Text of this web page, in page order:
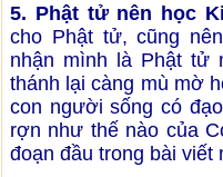
5. Phật tử nên học
cho Phật tử, cũng
nhận mình là Phật tử
thánh lại càng mù mờ
con người sống có
rợn như thế nào của
đoạn đầu trong bài viết